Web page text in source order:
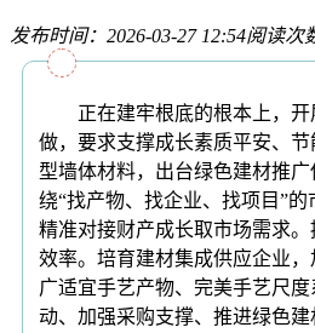
发布时间：2026-03-27 12:54阅读次
正在建牢根底的根本上，开
做，要求支撑成长素质平安、
型墙体材料，出台绿色建材推
绕“找产物、找企业、找项目”
精准对接财产成长取市场需求
效率。培育建材集成供应企业
广适宜手艺产物、完美手艺尺
动、加强采购支撑、推进绿色